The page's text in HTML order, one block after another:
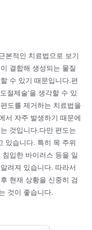
본적인 치료법으로 보기
결합해 생성되는 물질
수 있기 때문입니다.편
절제술’을 생각할 수 있
도를 제거하는 치료법을
서 자주 발생하기 때문에
것입니다.다만 편도는
있습니다. 특히 목 주위
입한 바이러스 등을 일
려져 있습니다. 따라서
현재 상황을 신중히 검
것이 좋습니다.